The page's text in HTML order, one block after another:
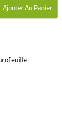
Ajouter Au Panier